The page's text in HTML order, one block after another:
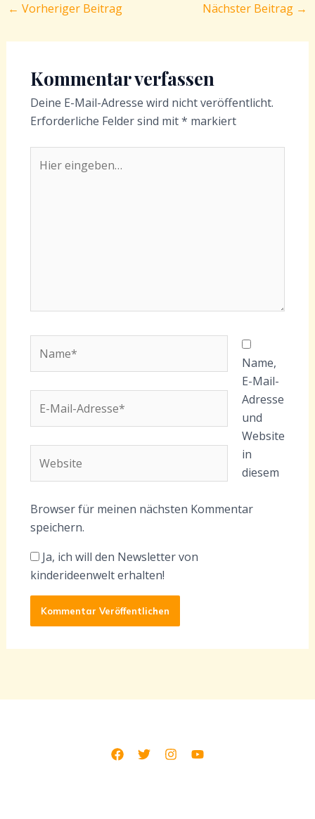
← Vorheriger Beitrag Nächster Beitrag →
Kommentar verfassen
Deine E-Mail-Adresse wird nicht veröffentlicht.
Erforderliche Felder sind mit* markiert
eingeben…
Mail-
Name,
E-Mail-
Adresse
und
Website
in
diesem
Browser für meinen nächsten Kommentar
speichern.
Ja, ich will den Newsletter von
kinderideenwelt erhalten!